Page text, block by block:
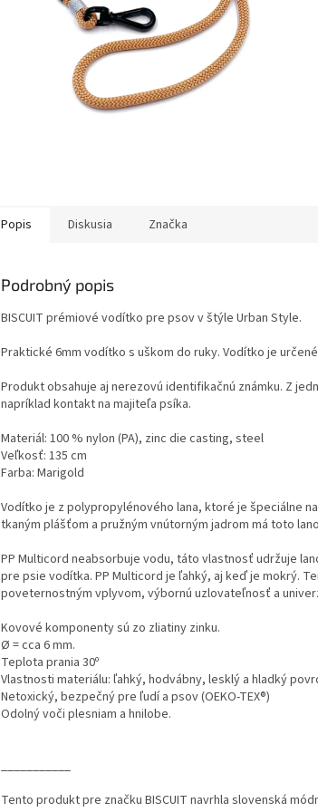
Popis Diskusia Značka
Podrobný popis
BISCUIT prémiové vodítko pre psov v štýle Urban Style.
Praktické 6mm vodítko s uškom do ruky. Vodítko je
Produkt obsahuje aj nerezovú identifikačnú známku. Z
napríklad kontakt na majiteľa psíka.
Materiál: 100 % nylon (PA), zinc die casting, steel
Veľkosť: 135 cm
Farba: Marigold
Vodítko je z polypropylénového lana, ktoré je špeciálne
tkaným plášťom a pružným vnútorným jadrom má toto
PP Multicord neabsorbuje vodu, táto vlastnosť udržuje
pre psie vodítka. PP Multicord je ľahký, aj keď je mokrý.
poveternostným vplyvom, výbornú uzlovateľnosť a
Kovové komponenty sú zo zliatiny zinku.
Ø = cca 6 mm.
Teplota prania 30º
Vlastnosti materiálu: ľahký, hodvábny, lesklý a hladký
Netoxický, bezpečný pre ľudí a psov (OEKO-TEX®)
Odolný voči plesniam a hnilobe.
Tento produkt pre značku BISCUIT navrhla slovenská